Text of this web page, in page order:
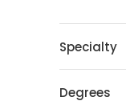
Specialty
Degrees